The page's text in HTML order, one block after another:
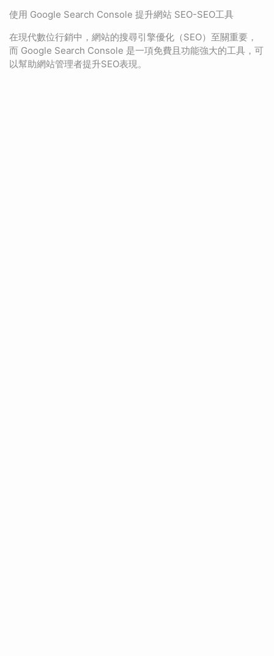
使用 Google Search Console 提升網站 SEO-SEO工具
在現代數位行銷中，網站的搜尋引擎優化（SEO）至關重要，
而 Google Search Console 是一項免費且功能強大的工具，可
以幫助網站管理者提升SEO表現。